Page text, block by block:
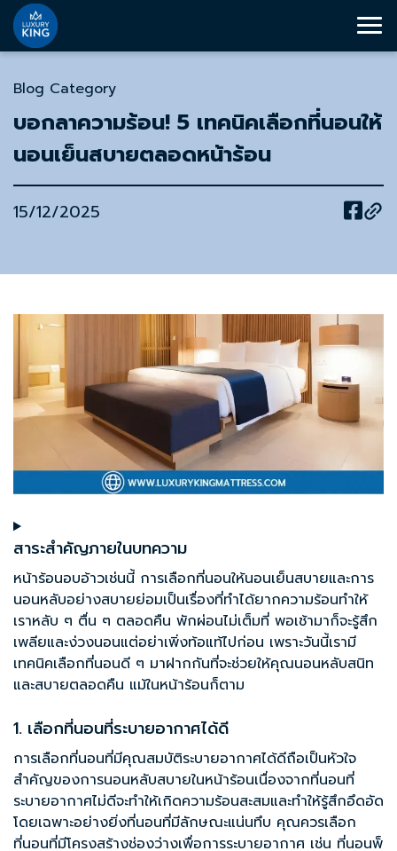
Blog Category
บอกลาความร้อน! 5 เทคนิคเลือกที่นอนให้
นอนเย็นสบายตลอดหน้าร้อน
15/12/2025
สาระสำคัญภายในบทความ
หน้าร้อนอบอ้าวเช่นนี้ การเลือกที่นอนให้นอนเย็นสบายและการ
นอนหลับอย่างสบายย่อมเป็นเรื่องที่ทำได้ยากความร้อนทำให้
เราหลับ ๆ ตื่น ๆ ตลอดคืน พักผ่อนไม่เต็มที่ พอเช้ามาก็จะรู้สึก
เพลียและง่วงนอนแต่อย่าเพิ่งท้อแท้ไปก่อน เพราะวันนี้เรามี
เทคนิคเลือกที่นอนดี ๆ มาฝากกันที่จะช่วยให้คุณนอนหลับสนิท
และสบายตลอดคืน แม้ในหน้าร้อนก็ตาม
1. เลือกที่นอนที่ระบายอากาศได้ดี
การเลือกที่นอนที่มีคุณสมบัติระบายอากาศได้ดีถือเป็นหัวใจ
สำคัญของการนอนหลับสบายในหน้าร้อนเนื่องจากที่นอนที่
ระบายอากาศไม่ดีจะทำให้เกิดความร้อนสะสมและทำให้รู้สึกอึดอัด
โดยเฉพาะอย่างยิ่งที่นอนที่มีลักษณะแน่นทึบ คุณควรเลือก
ที่นอนที่มีโครงสร้างช่องว่างเพื่อการระบายอากาศ เช่น ที่นอนพ็